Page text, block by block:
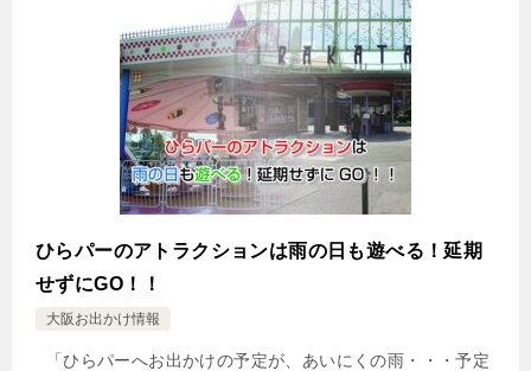
ひらパーのアトラクションは雨の日も遊べる！延期
せずにGO！！
大阪お出かけ情報
「ひらパーへお出かけの予定が、あいにくの雨・・・予定